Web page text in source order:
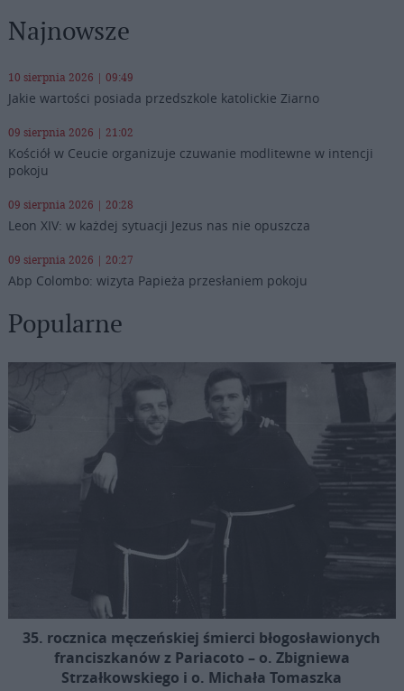
Najnowsze
10 sierpnia 2026 | 09:49
Jakie wartości posiada przedszkole katolickie Ziarno
09 sierpnia 2026 | 21:02
Kościół w Ceucie organizuje czuwanie modlitewne w intencji
pokoju
09 sierpnia 2026 | 20:28
Leon XIV: w każdej sytuacji Jezus nas nie opuszcza
09 sierpnia 2026 | 20:27
Abp Colombo: wizyta Papieża przesłaniem pokoju
Popularne
35. rocznica męczeńskiej śmierci błogosławionych
franciszkanów z Pariacoto – o. Zbigniewa
Strzałkowskiego i o. Michała Tomaszka